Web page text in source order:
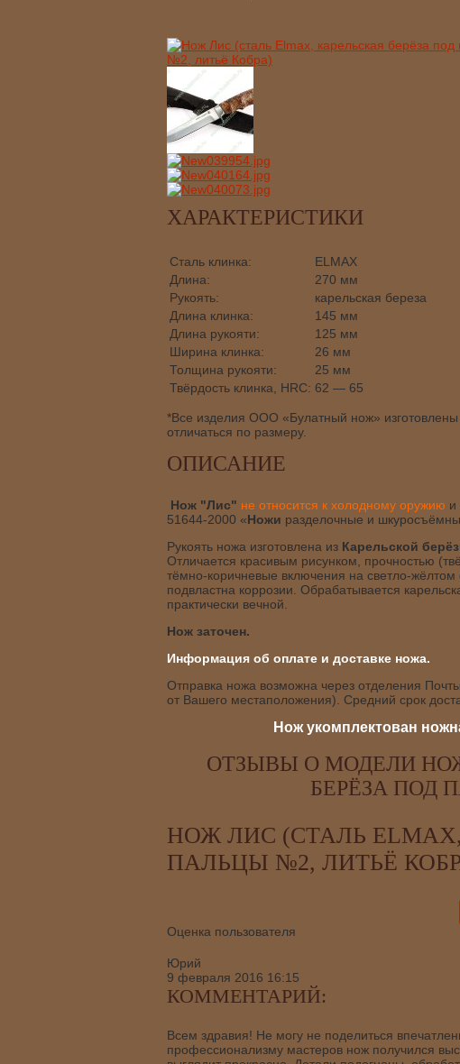
ХАРАКТЕРИСТИКИ
Сталь клинка:
ELMAX
Длина:
270 мм
Рукоять:
карельская береза
Длина клинка:
145 мм
Длина рукояти:
125 мм
Ширина клинка:
26 мм
Толщина рукояти:
25 мм
Твёрдость клинка, HRC: 62 — 65
*Все изделия ООО «Булатный нож» изготовлены
отличаться по размеру.
ОПИСАНИЕ
Нож "Лис" не относится к холодному оружию и
51644-2000 «Ножи разделочные и
Рукоять ножа изготовлена из Карельской
Отличается красивым рисунком, прочностью
тёмно-коричневые включения на светло-
подвластна коррозии. Обрабатывается
практически вечной.
Нож заточен.
Информация об оплате и доставке ножа.
Отправка ножа возможна через отделения
от Вашего местаположения). Средний срок
Нож укомплектован
ОТЗЫВЫ О МОДЕЛИ
БЕРЁЗА ПОД
НОЖ ЛИС (СТАЛЬ
ПАЛЬЦЫ №2, ЛИТЬЁ
Оценка пользователя
Юрий
9 февраля 2016 16:15
КОММЕНТАРИЙ:
Всем здравия! Не могу не поделиться
профессионализму мастеров нож получился